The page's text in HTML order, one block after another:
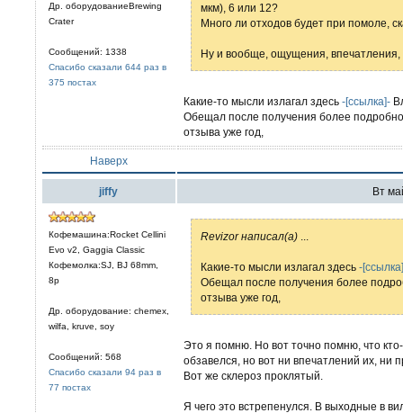
Др. оборудованиеBrewing
Crater
Сообщений: 1338
Спасибо сказали 644 раз в
375 постах
мкм), 6 или 12?
Много ли отходов будет при помоле,
Ну и вообще, ощущения,
Какие-то мысли излагал здесь -[ссылка]-
Обещал после получения более
отзыва уже год,
Наверх
jiffy Вт
Кофемашина:Rocket Cellini
Evo v2, Gaggia Classic
Кофемолка:SJ, BJ 68mm,
8р
Др. оборудование: chemex,
wilfa, kruve, soy
Сообщений: 568
Спасибо сказали 94 раз в
77 постах
Revizor написал(а)
Какие-то мысли излагал здесь -
Обещал после получения более
отзыва уже год,
Это я помню. Но вот точно помню, что
обзавелся, но вот ни впечатлений их, ни
Вот же склероз проклятый.
Я чего это встрепенулся. В выходные в